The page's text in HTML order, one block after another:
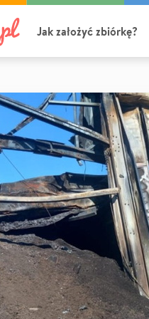
Jak założyć zbiórkę?